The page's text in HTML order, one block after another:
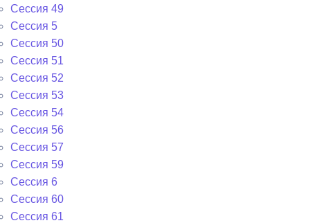
Сессия 49
Сессия 5
Сессия 50
Сессия 51
Сессия 52
Сессия 53
Сессия 54
Сессия 56
Сессия 57
Сессия 59
Сессия 6
Сессия 60
Сессия 61